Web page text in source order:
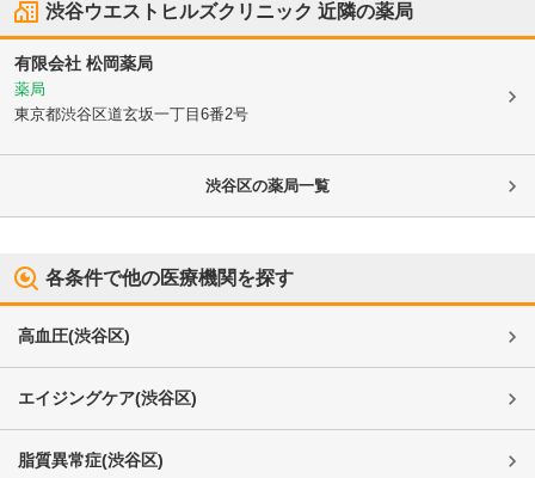
渋谷ウエストヒルズクリニック 近隣の薬局
有限会社 松岡薬局
薬局
東京都渋谷区道玄坂一丁目6番2号
渋谷区の薬局一覧
各条件で他の医療機関を探す
高血圧(渋谷区)
エイジングケア(渋谷区)
脂質異常症(渋谷区)